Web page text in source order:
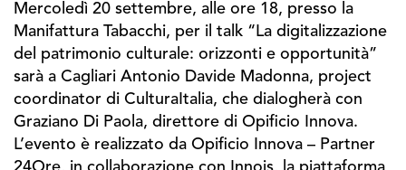
Mercoledì 20 settembre, alle ore 18, presso la
Manifattura Tabacchi, per il talk “La digitalizzazione
del patrimonio culturale: orizzonti e opportunità”
sarà a Cagliari Antonio Davide Madonna, project
coordinator di CulturaItalia, che dialogherà con
Graziano Di Paola, direttore di Opificio Innova.
L’evento è realizzato da Opificio Innova – Partner